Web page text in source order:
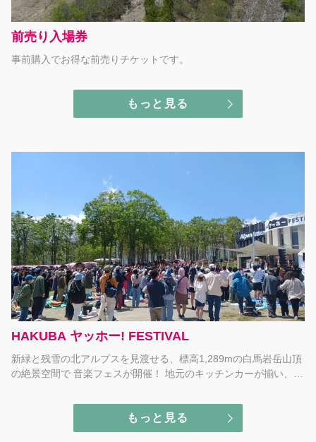
前売り入場券
事前購入でお得な前売りチケットです。
もっと見る
HAKUBA ヤッホー! FESTIVAL
新緑と残雪の北アルプスを⾒渡せる、標高1,289mの白馬岩岳山頂
の絶景空間で 音楽フェスが開催！ 地元のキッチンカーが揃い、食
もっと見る